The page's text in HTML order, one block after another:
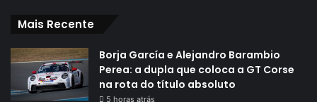
Mais Recente
Borja García e Alejandro Barambio
Perea: a dupla que coloca a GT Corse
na rota do título absoluto
5 horas atrás